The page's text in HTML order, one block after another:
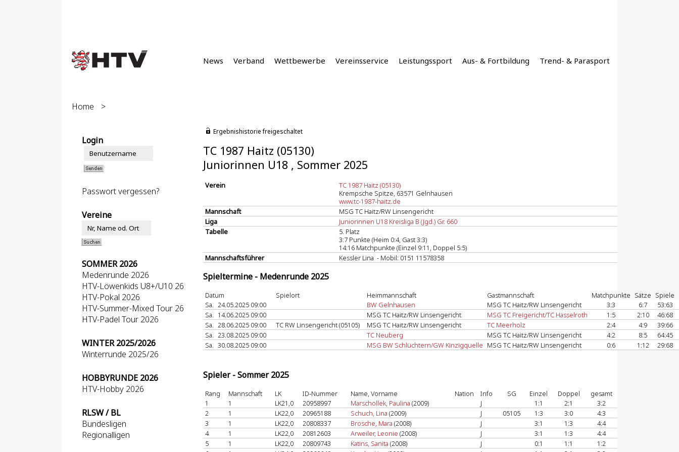
News Verband Wettbewerbe Vereinsservice Leistungssport Aus- & Fortbildung Trend- & Parasport
Home >
Login
Passwort vergessen?
Vereine
SOMMER 2026
Medenrunde 2026
HTV-Löwenkids U8+/U10 26
HTV-Pokal 2026
HTV-Summer-Mixed Tour 26
HTV-Padel Tour 2026
WINTER 2025/2026
Winterrunde 2025/26
HOBBYRUNDE 2026
HTV-Hobby 2026
RLSW / BL
Bundesligen
Regionalligen
Ergebnishistorie freigeschaltet
TC 1987 Haitz (05130)
Juniorinnen U18 , Sommer 2025
Verein
TC 1987 Haitz (05130)
Krempsche Spitze, 63571 Gelnhausen
www.tc-1987-haitz.de
Mannschaft
MSG TC Haitz/RW Linsengericht
Liga
Juniorinnen U18 Kreisliga B (Jgd.) Gr. 660
Tabelle
5. Platz
3:7 Punkte (Heim 0:4, Gast 3:3)
14:16 Matchpunkte (Einzel 9:11, Doppel 5:5)
Mannschaftsführer
Kessler Lina - Mobil: 0151 11578358
Spieltermine - Medenrunde 2025
Datum Spielort Heimmannschaft Gastmannschaft Matchpunkte Sätze Spiele
Sa. 24.05.2025 09:00 BW Gelnhausen MSG TC Haitz/RW Linsengericht 3:3 6:7
53:63
Sa. 14.06.2025 09:00 MSG TC Haitz/RW Linsengericht MSG TC Freigericht/TC Hasselroth 1:5 2:10
46:68
Sa. 28.06.2025 09:00 TC RW Linsengericht (05105) MSG TC Haitz/RW Linsengericht TC Meerholz 2:4 4:9
39:66
Sa. 23.08.2025 09:00 TC Neuberg MSG TC Haitz/RW Linsengericht 4:2 8:5
64:45
Sa. 30.08.2025 09:00 MSG BW Schlüchtern/GW Kinzigquelle MSG TC Haitz/RW Linsengericht 0:6 1:12 29:68
Spieler - Sommer 2025
Rang Mannschaft LK ID-Nummer Name, Vorname Nation Info SG Einzel Doppel
gesamt
1
1 LK21,0 20958997 Marschollek, Paulina (2009) J 1:1 2:1
3:2
2
1 LK22,0 20965188 Schuch, Lina (2009) J 05105 1:3 3:0
4:3
3
1 LK22,0 20808337 Brosche, Mara (2008) J 3:1 1:3
4:4
4
1 LK22,0 20812603 Arweiler, Leonie (2008) J 3:1 1:3
4:4
5
1 LK22,0 20809743 Katins, Sanita (2008) J 0:1 1:1
1:2